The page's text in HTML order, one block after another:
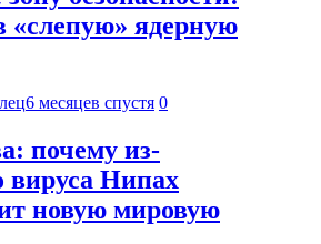
«слепую» ядерную
6 месяцев спустя 0
почему из-
вируса Нипах
новую мировую